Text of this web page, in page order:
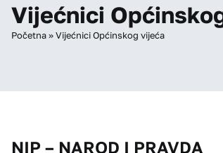
Vijećnici
Početna»Vijećnici Općinskog vijeća
NIP – NAROD I PRAVDA